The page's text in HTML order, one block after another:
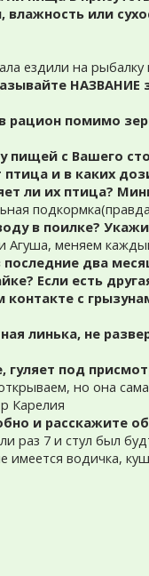
или
ездили на рыбалку
НАЗВАНИЕ
рацион помимо
пищей с Вашего
и в каких
ли их птица?
в поилке?
Агуша, меняем
два
Если есть
контакте с
линька, не
под
но она
Карелия
и расскажите
раз 7 и стул был
имеется водичка,